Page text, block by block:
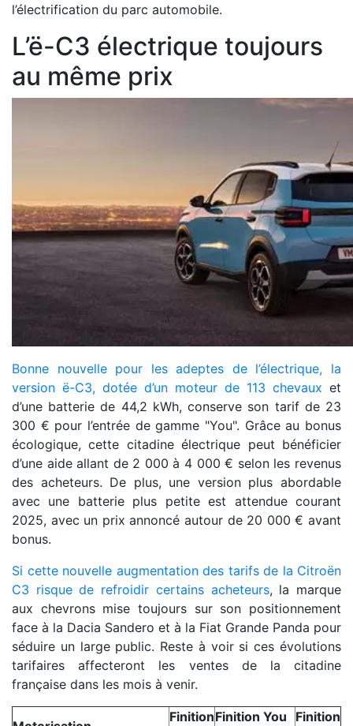
l’électrification du parc automobile.
L’ë-C3 électrique toujours
au même prix
Bonne nouvelle pour les adeptes de l’électrique, la
version ë-C3, dotée d’un moteur de 113 chevaux et
d’une batterie de 44,2 kWh, conserve son tarif de 23
300 € pour l’entrée de gamme "You". Grâce au bonus
écologique, cette citadine électrique peut bénéficier
d’une aide allant de 2 000 à 4 000 € selon les revenus
des acheteurs. De plus, une version plus abordable
avec une batterie plus petite est attendue courant
2025, avec un prix annoncé autour de 20 000 € avant
bonus.
Si cette nouvelle augmentation des tarifs de la Citroën
C3 risque de refroidir certains acheteurs, la marque
aux chevrons mise toujours sur son positionnement
face à la Dacia Sandero et à la Fiat Grande Panda pour
séduire un large public. Reste à voir si ces évolutions
tarifaires affecteront les ventes de la citadine
française dans les mois à venir.
FinitionFinition You Finition